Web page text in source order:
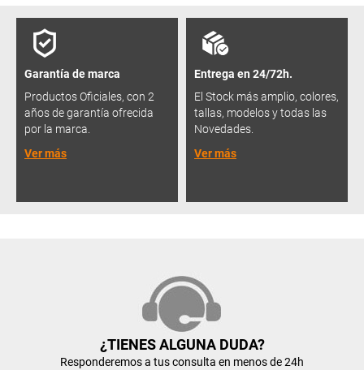
Garantía de marca
Productos Oficiales, con 2
años de garantía ofrecida
por la marca.
Ver más
Entrega en 24/72h.
El Stock más amplio, colores,
tallas, modelos y todas las
Novedades.
Ver más
¿TIENES ALGUNA DUDA?
Responderemos a tus consulta en menos de 24h